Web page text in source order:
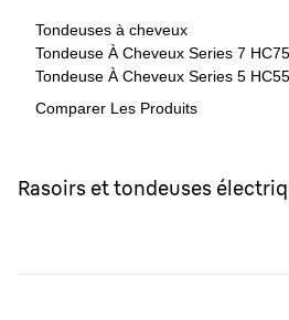
Tondeuses à cheveux
Tondeuse À Cheveux Series 7
Tondeuse À Cheveux Series 5
Comparer Les Produits
Rasoirs et tondeuses